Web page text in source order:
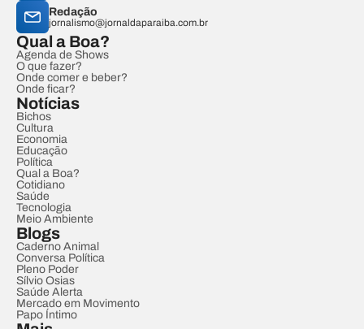
Redação
jornalismo@jornaldaparaiba.com.br
Qual a Boa?
Agenda de Shows
O que fazer?
Onde comer e beber?
Onde ficar?
Notícias
Bichos
Cultura
Economia
Educação
Política
Qual a Boa?
Cotidiano
Saúde
Tecnologia
Meio Ambiente
Blogs
Caderno Animal
Conversa Política
Pleno Poder
Sílvio Osias
Saúde Alerta
Mercado em Movimento
Papo Íntimo